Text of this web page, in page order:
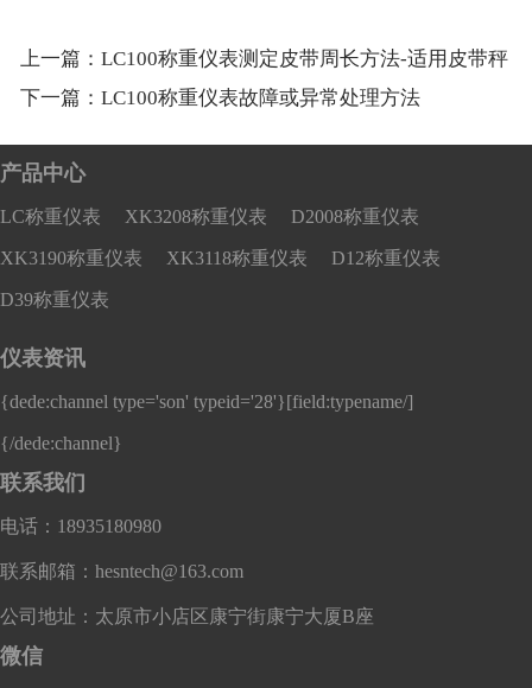
上一篇： LC100称重仪表测定皮带周长方法-适用皮带秤
下一篇： LC100称重仪表故障或异常处理方法
产品中心
LC称重仪表 XK3208称重仪表 D2008称重仪表
XK3190称重仪表 XK3118称重仪表 D12称重仪表
D39称重仪表
仪表资讯
{dede:channel type='son' typeid='28'}[field:typename/]
{/dede:channel}
联系我们
电话：18935180980
联系邮箱：hesntech@163.com
公司地址：太原市小店区康宁街康宁大厦B座
微信